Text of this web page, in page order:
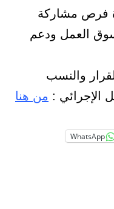
فرص مشاركة
العمل ودعم
والنسب
الإجرائي : من هنا
WhatsApp